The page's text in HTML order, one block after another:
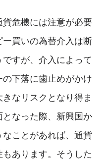
貨危機には注意が必要
買いの為替介入は断
すが、介入によって
下落に歯止めがかけ
なリスクとなり得ま
なった際、新興国か
ことがあれば、通貨
あります。そうした